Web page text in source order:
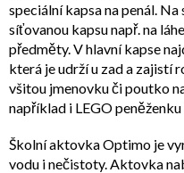
speciální kapsa na penál.
síťovanou kapsu např. na
předměty. V hlavní kapse
která je udrží u zad a zajistí
všitou jmenovku či poutko
například i LEGO
Školní aktovka Optimo je
vodu i nečistoty. Aktovka